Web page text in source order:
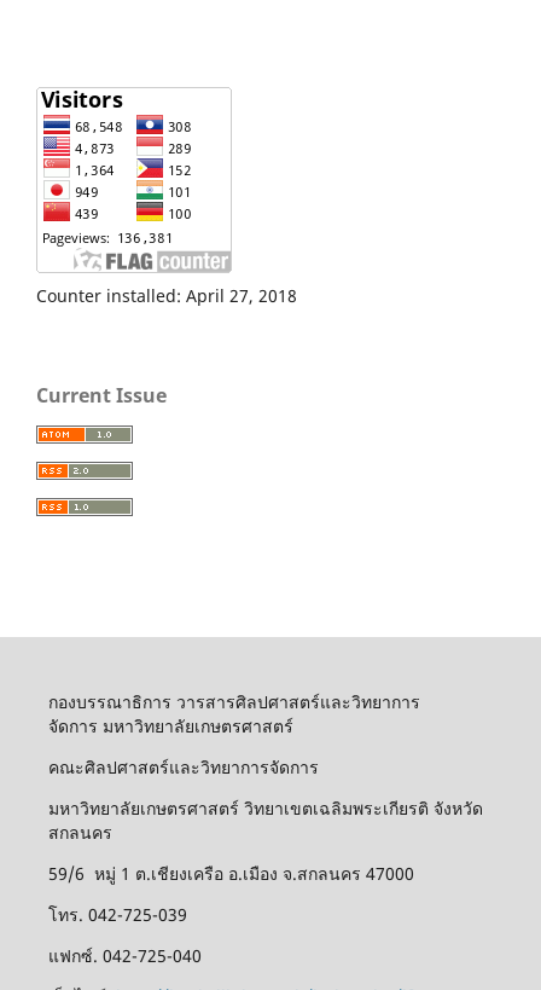
Counter installed: April 27, 2018
Current Issue
กองบรรณาธิการ วารสารศิลปศาสตร์และวิทยาการ
จัดการ มหาวิทยาลัยเกษตรศาสตร์
คณะศิลปศาสตร์และวิทยาการจัดการ
มหาวิทยาลัยเกษตรศาสตร์ วิทยาเขตเฉลิมพระเกียรติ จังหวัด
สกลนคร
59/6 หมู่ 1 ต.เชียงเครือ อ.เมือง จ.สกลนคร 47000
โทร. 042-725-039
แฟกซ์. 042-725-040